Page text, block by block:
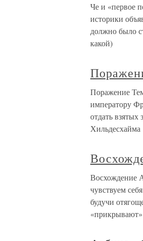
Че и «первое
историки
должно было
какой)
Поражение
императору
отдать
Хильдесхайма
Восхождение
чувствуем
будучи